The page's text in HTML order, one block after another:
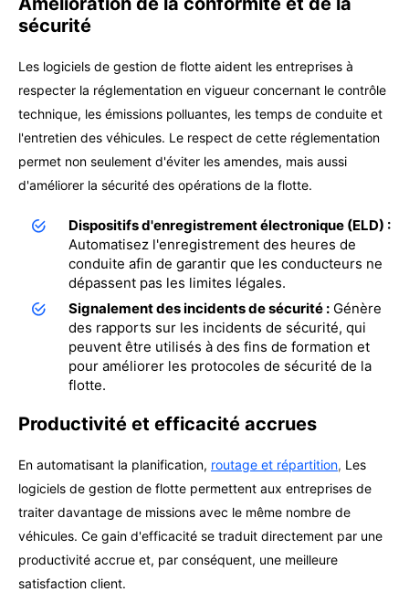
sécurité
Les logiciels de gestion de flotte aident les entreprises à
respecter la réglementation en vigueur concernant le contrôle
technique, les émissions polluantes, les temps de conduite et
l'entretien des véhicules. Le respect de cette réglementation
permet non seulement d'éviter les amendes, mais aussi
d'améliorer la sécurité des opérations de la flotte.
Dispositifs d'enregistrement électronique (ELD) :
Automatisez l'enregistrement des heures de
conduite afin de garantir que les conducteurs ne
dépassent pas les limites légales.
Signalement des incidents de sécurité : Génère
des rapports sur les incidents de sécurité, qui
peuvent être utilisés à des fins de formation et
pour améliorer les protocoles de sécurité de la
flotte.
Productivité et efficacité accrues
En automatisant la planification, routage et répartition, Les
logiciels de gestion de flotte permettent aux entreprises de
traiter davantage de missions avec le même nombre de
véhicules. Ce gain d'efficacité se traduit directement par une
productivité accrue et, par conséquent, une meilleure
satisfaction client.